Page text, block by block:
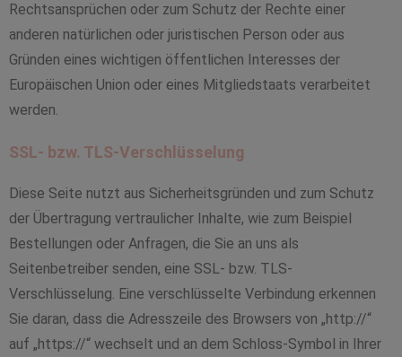
Rechtsansprüchen oder zum Schutz der Rechte einer
anderen natürlichen oder juristischen Person oder aus
Gründen eines wichtigen öffentlichen Interesses der
Europäischen Union oder eines Mitgliedstaats verarbeitet
werden.
SSL- bzw. TLS-Verschlüsselung
Diese Seite nutzt aus Sicherheitsgründen und zum Schutz
der Übertragung vertraulicher Inhalte, wie zum Beispiel
Bestellungen oder Anfragen, die Sie an uns als
Seitenbetreiber senden, eine SSL- bzw. TLS-
Verschlüsselung. Eine verschlüsselte Verbindung erkennen
Sie daran, dass die Adresszeile des Browsers von „http://“
auf „https://“ wechselt und an dem Schloss-Symbol in Ihrer